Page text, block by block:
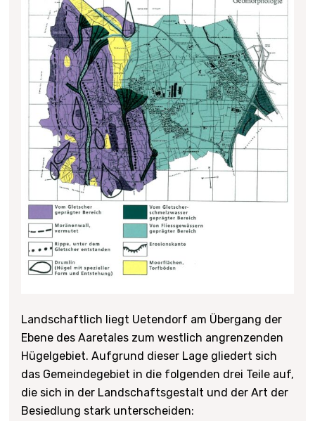
Landschaftlich liegt Uetendorf am Übergang der
Ebene des Aaretales zum westlich angrenzenden
Hügelgebiet. Aufgrund dieser Lage gliedert sich
das Gemeindegebiet in die folgenden drei Teile auf,
die sich in der Landschaftsgestalt und der Art der
Besiedlung stark unterscheiden: